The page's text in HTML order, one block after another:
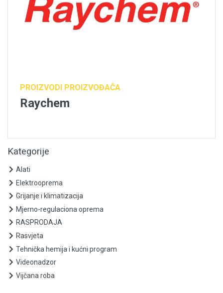
Rasvjeta
Tehnička hemija i kućni program
PROIZVODI PROIZVOĐAČA
Raychem
Kategorije
Alati
Elektrooprema
Grijanje i klimatizacija
Mjerno-regulaciona oprema
RASPRODAJA
Rasvjeta
Tehnička hemija i kućni program
Videonadzor
Vijčana roba